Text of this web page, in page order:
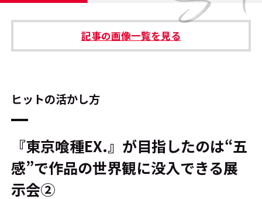
運営会社 プライバシーポリシー
本サイトご利用にあたって Cookie Settings
記事の画像一覧を見る
ヒットの活かし方
『東京喰種EX.』が目指したのは“五
感”で作品の世界観に没入できる展
示会➁